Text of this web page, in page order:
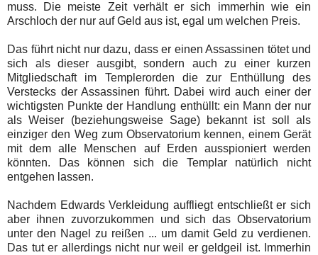
muss. Die meiste Zeit verhält er sich immerhin wie ein
Arschloch der nur auf Geld aus ist, egal um welchen Preis.
Das führt nicht nur dazu, dass er einen Assassinen tötet und
sich als dieser ausgibt, sondern auch zu einer kurzen
Mitgliedschaft im Templerorden die zur Enthüllung des
Verstecks der Assassinen führt. Dabei wird auch einer der
wichtigsten Punkte der Handlung enthüllt: ein Mann der nur
als Weiser (beziehungsweise Sage) bekannt ist soll als
einziger den Weg zum Observatorium kennen, einem Gerät
mit dem alle Menschen auf Erden ausspioniert werden
könnten. Das können sich die Templar natürlich nicht
entgehen lassen.
Nachdem Edwards Verkleidung auffliegt entschließt er sich
aber ihnen zuvorzukommen und sich das Observatorium
unter den Nagel zu reißen ... um damit Geld zu verdienen.
Das tut er allerdings nicht nur weil er geldgeil ist. Immerhin